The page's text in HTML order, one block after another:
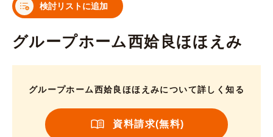
検討リストに追加
グループホーム西姶良ほほえみ
グループホーム西姶良ほほえみについて詳しく知る
資料請求(無料)